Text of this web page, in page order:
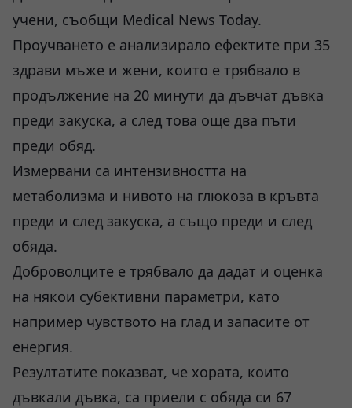
учени, съобщи Medical News Today.
Проучването e анализирало ефектите при 35
здрави мъже и жени, които е трябвало в
продължение на 20 минути да дъвчат дъвка
преди закуска, а след това още два пъти
преди обяд.
Измервани са интензивността на
метаболизма и нивото на глюкоза в кръвта
преди и след закуска, а също преди и след
обяда.
Доброволците е трябвало да дадат и оценка
на някои субективни параметри, като
например чувството на глад и запасите от
енергия.
Резултатите показват, че хората, които
дъвкали дъвка, са приели с обяда си 67